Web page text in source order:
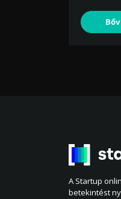
A Startup
betekintést